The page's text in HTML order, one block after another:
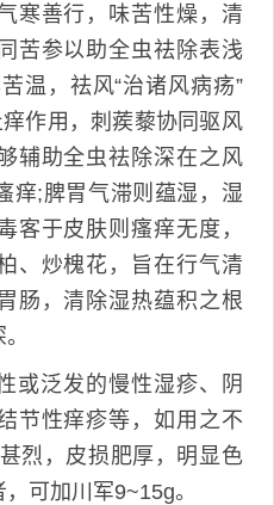
寒善行，味苦性燥，清
苦参以助全虫祛除表浅
温，祛风“治诸风病疡”
作用，刺蒺藜协同驱风
辅助全虫祛除深在之风
痒;脾胃气滞则蕴湿，湿
客于皮肤则瘙痒无度，
、炒槐花，旨在行气清
肠，清除湿热蕴积之根
泛发的慢性湿疹、阴
节性痒疹等，如用之不
烈，皮损肥厚，明显色
可加川军9~15g。